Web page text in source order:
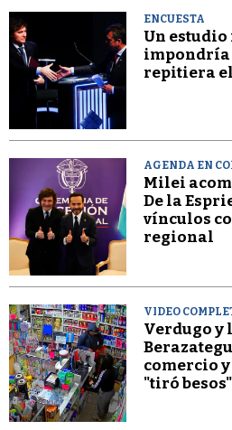
ENCUESTA
Un estudio
impondría
repitiera el
AGENDA EN
Milei
De la
vínculos
regional
VIDEO
Verdugo y
comercio
"tiró